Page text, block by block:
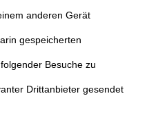
anderen Gerät
gespeicherten
Besuche zu
Drittanbieter gesendet